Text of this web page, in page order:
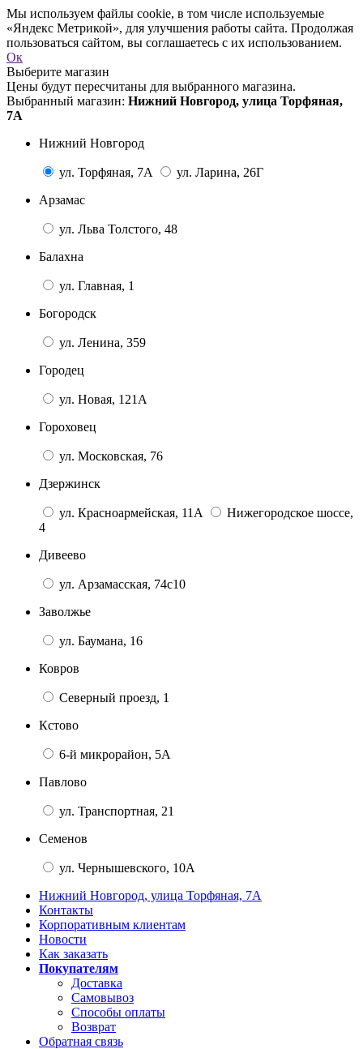
Мы используем файлы cookie, в том числе используемые
«Яндекс Метрикой», для улучшения работы сайта. Продолжая
пользоваться сайтом, вы соглашаетесь с их использованием.
Ок
Выберите магазин
Цены будут пересчитаны для выбранного магазина.
Выбранный магазин: Нижний Новгород, улица Торфяная,
7А
Нижний Новгород
ул. Торфяная, 7А
ул. Ларина, 26Г
Арзамас
ул. Льва Толстого, 48
Балахна
ул. Главная, 1
Богородск
ул. Ленина, 359
Городец
ул. Новая, 121А
Гороховец
ул. Московская, 76
Дзержинск
ул. Красноармейская, 11А
Нижегородское шоссе,
4
Дивеево
ул. Арзамасская, 74с10
Заволжье
ул. Баумана, 16
Ковров
Северный проезд, 1
Кстово
6-й микрорайон, 5А
Павлово
ул. Транспортная, 21
Семенов
ул. Чернышевского, 10А
Нижний Новгород, улица Торфяная, 7А
Контакты
Корпоративным клиентам
Новости
Как заказать
Покупателям
Доставка
Самовывоз
Способы оплаты
Возврат
Обратная связь